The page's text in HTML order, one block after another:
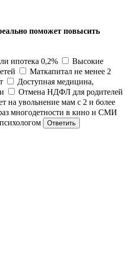
поможет повысить
ипотека 0,2%
Высокие
Маткапитал не менее 2
Доступная медицина,
Отмена НДФЛ для родителей
на увольнение мам с 2 и более
многодетности в кино и СМИ